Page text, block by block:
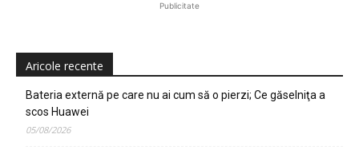
Publicitate
Aricole recente
Bateria externă pe care nu ai cum să o pierzi; Ce găselniţa a
scos Huawei
05/08/2026